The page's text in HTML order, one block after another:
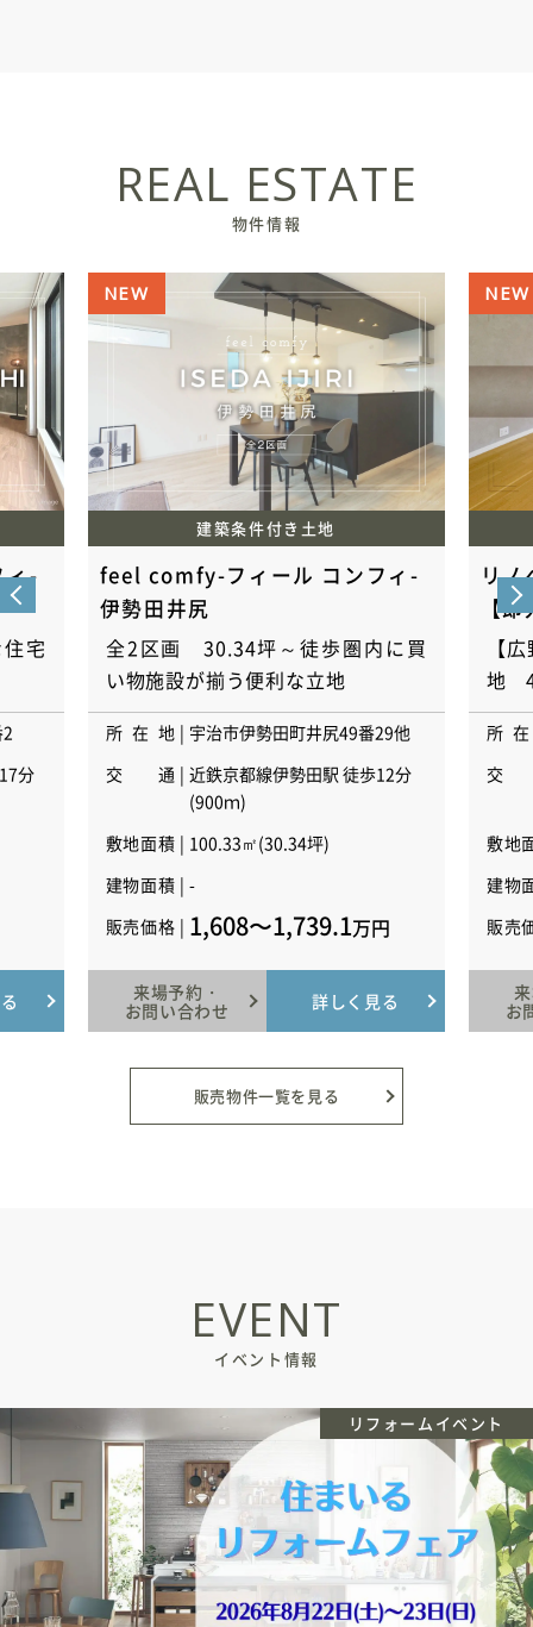
REAL ESTATE
物件情報
ィ-
宅
分
NEW
建築条件付き土地
feel comfy-フィール コンフィ-
伊勢田井尻
全2区画 30.34坪～徒歩圏内に買
い物施設が揃う便利な立地
所在地
宇治市伊勢田町井尻49番29他
交通
近鉄京都線伊勢田駅 徒歩12分
(900ｍ)
敷地面積
100.33㎡(30.34坪)
建物面積
-
販売価格
1,608〜1,739.1万円
来場予約・
お問い合わせ
詳しく見る
NEW
リ
【
【
地
所
交
敷地
建物
販売
お
販売物件一覧を見る
EVENT
イベント情報
リフォームイベント